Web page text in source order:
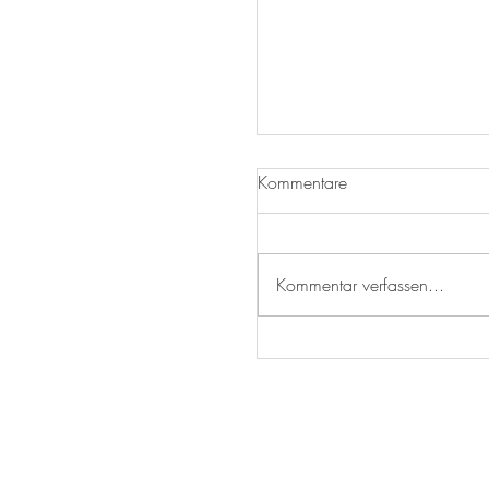
Kommentare
Kommentar verfassen...